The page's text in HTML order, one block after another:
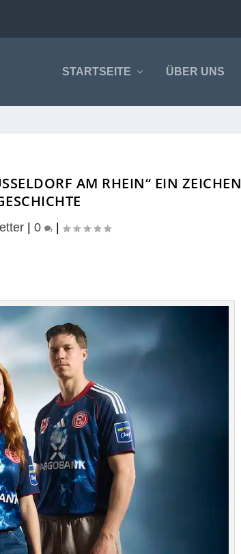
STARTSEITE ÜBER UNS
AM RHEIN“ EIN
| 0 |